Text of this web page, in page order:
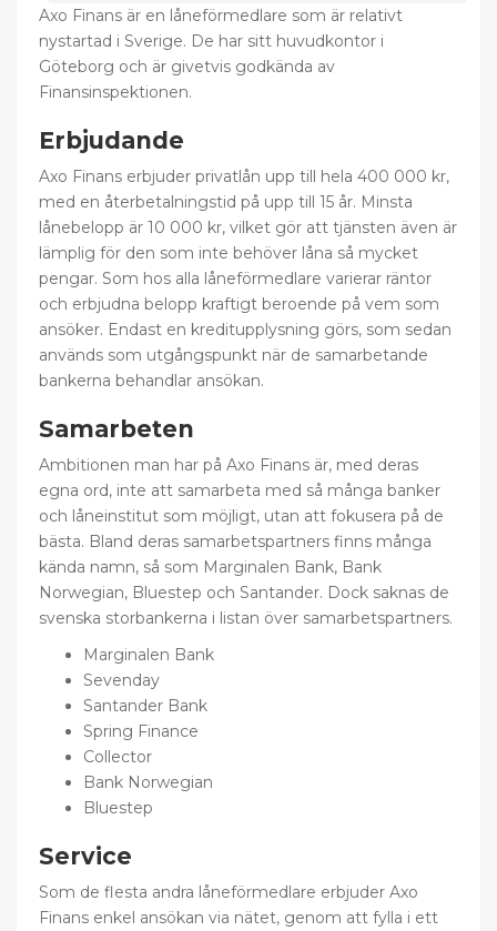
Axo Finans är en låneförmedlare som är relativt
nystartad i Sverige. De har sitt huvudkontor i
Göteborg och är givetvis godkända av
Finansinspektionen.
Erbjudande
Axo Finans erbjuder privatlån upp till hela 400 000 kr,
med en återbetalningstid på upp till 15 år. Minsta
lånebelopp är 10 000 kr, vilket gör att tjänsten även är
lämplig för den som inte behöver låna så mycket
pengar. Som hos alla låneförmedlare varierar räntor
och erbjudna belopp kraftigt beroende på vem som
ansöker. Endast en kreditupplysning görs, som sedan
används som utgångspunkt när de samarbetande
bankerna behandlar ansökan.
Samarbeten
Ambitionen man har på Axo Finans är, med deras
egna ord, inte att samarbeta med så många banker
och låneinstitut som möjligt, utan att fokusera på de
bästa. Bland deras samarbetspartners finns många
kända namn, så som Marginalen Bank, Bank
Norwegian, Bluestep och Santander. Dock saknas de
svenska storbankerna i listan över samarbetspartners.
Marginalen Bank
Sevenday
Santander Bank
Spring Finance
Collector
Bank Norwegian
Bluestep
Service
Som de flesta andra låneförmedlare erbjuder Axo
Finans enkel ansökan via nätet, genom att fylla i ett